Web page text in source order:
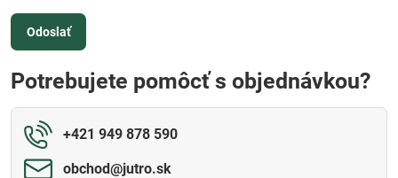
Odoslať
Potrebujete pomôcť s objednávkou?
+421 949 878 590
obchod​@jutro​.sk